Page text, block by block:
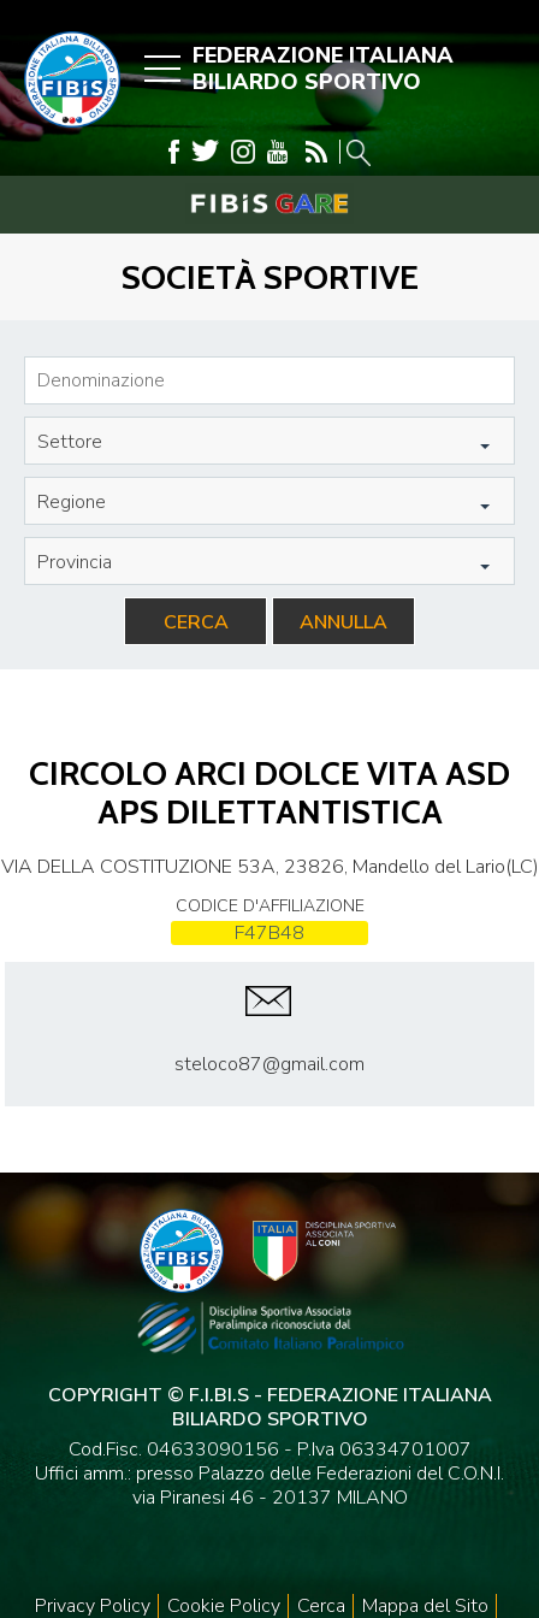
FEDERAZIONE ITALIANA
BILIARDO SPORTIVO
SOCIETÀ SPORTIVE
Settore
Regione
Provincia
CERCA ANNULLA
CIRCOLO ARCI DOLCE VITA ASD
APS DILETTANTISTICA
VIA DELLA COSTITUZIONE 53A, 23826, Mandello del Lario(LC)
CODICE D'AFFILIAZIONE
F47B48
steloco87@gmail.com
COPYRIGHT © F.I.BI.S - FEDERAZIONE ITALIANA
BILIARDO SPORTIVO
Cod.Fisc. 04633090156 - P.Iva 06334701007
Uffici amm.: presso Palazzo delle Federazioni del C.O.N.I.
via Piranesi 46 - 20137 MILANO
Privacy Policy Cookie Policy Cerca
Mappa del Sito